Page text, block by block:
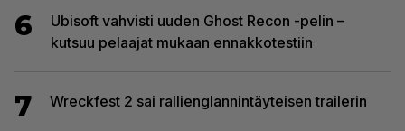
6
Ubisoft vahvisti uuden Ghost Recon -pelin –
kutsuu pelaajat mukaan ennakkotestiin
7 Wreckfest 2 sai rallienglannintäyteisen trailerin